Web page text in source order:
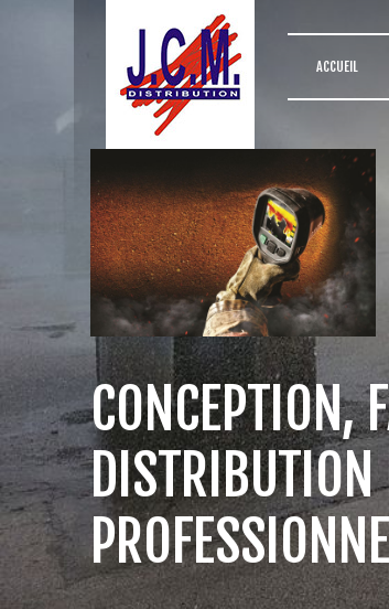
ACCUEIL
CONCEPTION,
DISTRIBUTION